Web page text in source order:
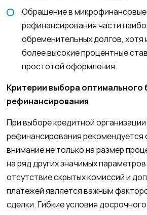
Обращение в микрофинансовые
рефинансирования части
обременительных долгов, хотя
более высокие процентные
простотой оформления.
Критерии выбора оптимального
рефинансирования
При выборе кредитной
рефинансирования рекомендуется
внимание не только на размер
на ряд других значимых
отсутствие скрытых комиссий и
платежей является важным
сделки. Гибкие условия